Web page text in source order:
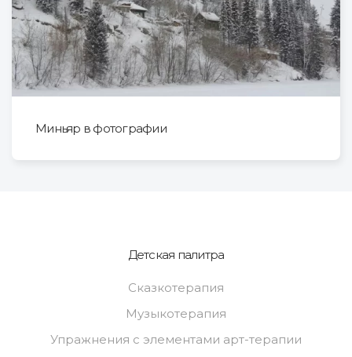
Миньяр в фотографии
Детская палитра
Сказкотерапия
Музыкотерапия
Упражнения с элементами арт-терапии